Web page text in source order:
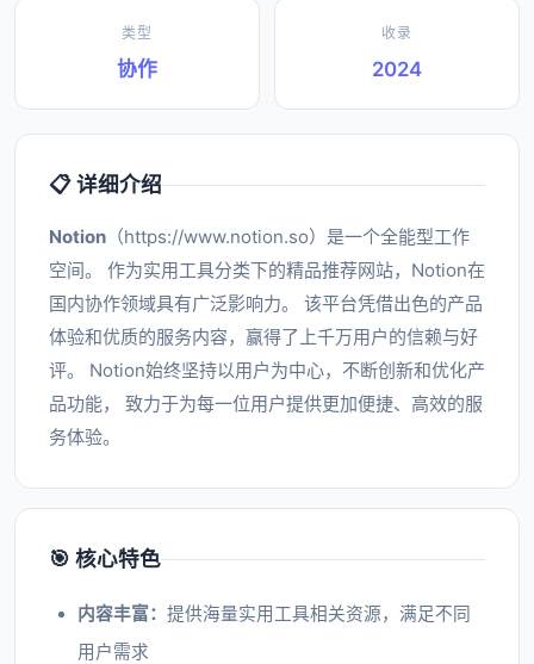
类型
协作
收录
2024
📋 详细介绍
Notion （https://www.notion.so）是一个全能型工作
空间。 作为实用工具分类下的精品推荐网站，Notion在
国内协作领域具有广泛影响力。 该平台凭借出色的产品
体验和优质的服务内容，赢得了上千万用户的信赖与好
评。 Notion始终坚持以用户为中心，不断创新和优化产
品功能， 致力于为每一位用户提供更加便捷、高效的服
务体验。
🎯 核心特色
内容丰富： 提供海量实用工具相关资源，满足不同
用户需求